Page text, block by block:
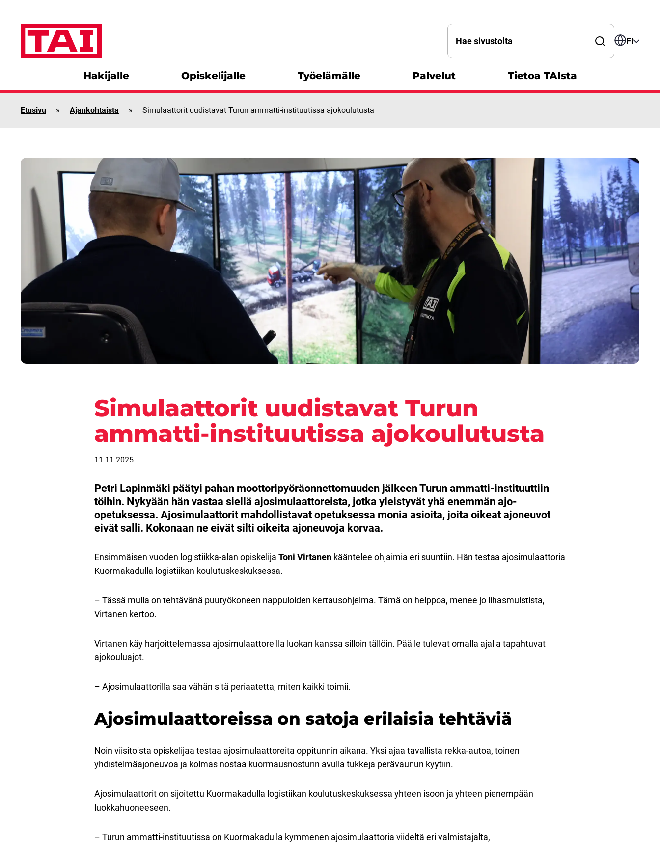
Hae sanalla
FI
Hakijalle Opiskelijalle Työelämälle Palvelut Tietoa TAIsta
Etusivu » Ajankohtaista » Simulaattorit uudistavat Turun ammatti-instituutissa ajokoulutusta
Simulaattorit uudistavat Turun
ammatti-instituutissa ajokoulutusta
11.11.2025
Petri Lapinmäki päätyi pahan moottoripyöräonnettomuuden jälkeen Turun ammatti-instituuttiin
töihin. Nykyään hän vastaa siellä ajosimulaattoreista, jotka yleistyvät yhä enemmän ajo-
opetuksessa. Ajosimulaattorit mahdollistavat opetuksessa monia asioita, joita oikeat ajoneuvot
eivät salli. Kokonaan ne eivät silti oikeita ajoneuvoja korvaa.
Ensimmäisen vuoden logistiikka-alan opiskelija Toni Virtanen kääntelee ohjaimia eri suuntiin. Hän testaa ajosimulaattoria
Kuormakadulla logistiikan koulutuskeskuksessa.
– Tässä mulla on tehtävänä puutyökoneen nappuloiden kertausohjelma. Tämä on helppoa, menee jo lihasmuistista,
Virtanen kertoo.
Virtanen käy harjoittelemassa ajosimulaattoreilla luokan kanssa silloin tällöin. Päälle tulevat omalla ajalla tapahtuvat
ajokouluajot.
– Ajosimulaattorilla saa vähän sitä periaatetta, miten kaikki toimii.
Ajosimulaattoreissa on satoja erilaisia tehtäviä
Noin viisitoista opiskelijaa testaa ajosimulaattoreita oppitunnin aikana. Yksi ajaa tavallista rekka-autoa, toinen
yhdistelmäajoneuvoa ja kolmas nostaa kuormausnosturin avulla tukkeja perävaunun kyytiin.
Ajosimulaattorit on sijoitettu Kuormakadulla logistiikan koulutuskeskuksessa yhteen isoon ja yhteen pienempään
luokkahuoneeseen.
– Turun ammatti-instituutissa on Kuormakadulla kymmenen ajosimulaattoria viideltä eri valmistajalta,